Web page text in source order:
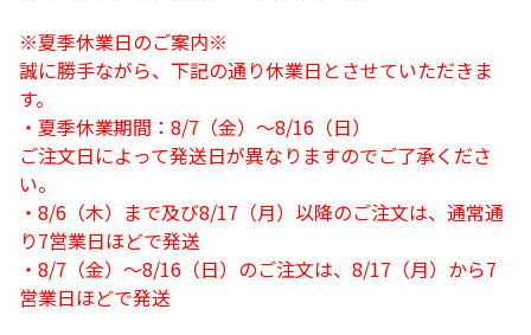
※夏季休業日のご案内※
誠に勝手ながら、下記の通り休業日とさせていただきま
す。
・夏季休業期間：8/7（金）～8/16（日）
ご注文日によって発送日が異なりますのでご了承くださ
い。
・8/6（木）まで及び8/17（月）以降のご注文は、通常通
り7営業日ほどで発送
・8/7（金）～8/16（日）のご注文は、8/17（月）から7
営業日ほどで発送